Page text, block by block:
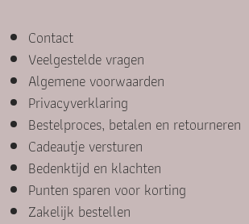
Contact
Veelgestelde vragen
Algemene voorwaarden
Privacyverklaring
Bestelproces, betalen en retourneren
Cadeautje versturen
Bedenktijd en klachten
Punten sparen voor korting
Zakelijk bestellen